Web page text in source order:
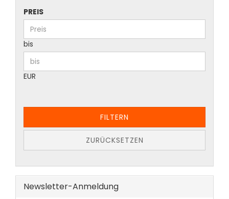
PREIS
bis
EUR
FILTERN
ZURÜCKSETZEN
Newsletter-Anmeldung